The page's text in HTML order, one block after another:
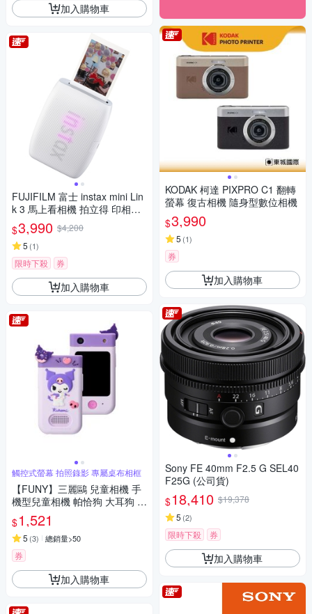
加入購物車
FUJIFILM 富士 instax mini Lin
k 3 馬上看相機 拍立得 印相機
公司貨
$3,990 $4,200
5 (1)
限時下殺 券
加入購物車
觸控式螢幕 拍照錄影 專屬桌布相框
【FUNY】三麗鷗 兒童相機 手
機型兒童相機 帕恰狗 大耳狗 酷
洛米
$1,521
5 (3) 總銷量>50
券
加入購物車
KODAK 柯達 PIXPRO C1 翻轉
螢幕 復古相機 隨身型數位相機
$3,990
5 (1)
券
加入購物車
Sony FE 40mm F2.5 G SEL40
F25G (公司貨)
$18,410 $19,378
5 (2)
限時下殺 券
加入購物車